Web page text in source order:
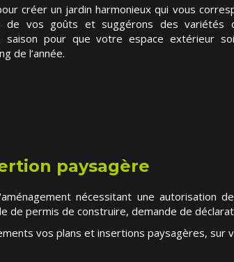
créer un jardin harmonieux qui vous
de vos goûts et suggérons des variétés
saison pour que votre espace extérieur
de l’année.
paysagère
nécessitant une autorisation
de permis de construire, demande de
vos plans et insertions paysagères, sur